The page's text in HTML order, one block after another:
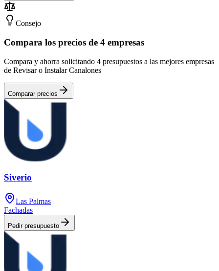
Consejo
Compara los precios de 4 empresas
Compara y ahorra solicitando 4 presupuestos a las mejores empresas
de Revisar o Instalar Canalones
Comparar precios
Siverio
Las Palmas
Fachadas
Pedir presupuesto